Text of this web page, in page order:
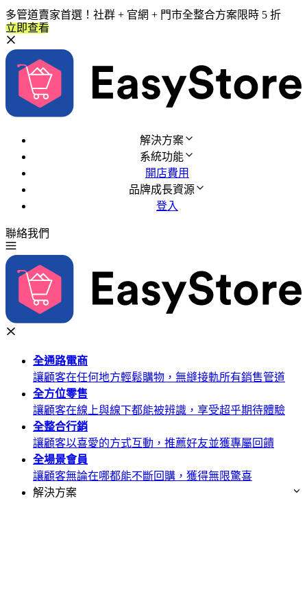
多管道賣家首選！社群 + 官網 + 門市全整合方案限時 5 折
立即查看
解決方案
系統功能
開店費用
品牌成長資源
登入
聯絡我們
全通路電商
讓顧客在任何地方輕鬆購物，無縫接軌所有銷售管道
全方位零售
讓顧客在線上與線下都能被辨識，享受超乎期待體驗
全整合行銷
讓顧客以喜愛的方式互動，推薦好友並獲專屬回饋
全場景會員
讓顧客無論在哪都能不斷回購，獲得無限驚喜
解決方案